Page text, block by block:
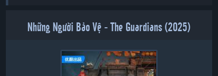
Những Người Bảo Vệ - The Guardians (2025)